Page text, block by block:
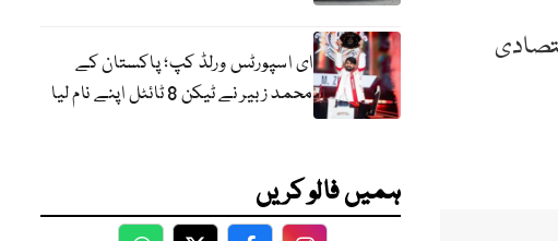
ای اسپورٹس ورلڈ کپ؛ پاکستان کے
محمد زبیر نے ٹیکن 8 ٹائٹل اپنے نام لیا
ہمیں فالو کریں